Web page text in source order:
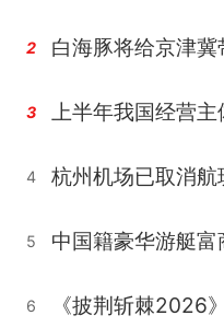
2 白海豚将给京津
3
4 杭州机场已取消
5
6 《披荆斩棘2026